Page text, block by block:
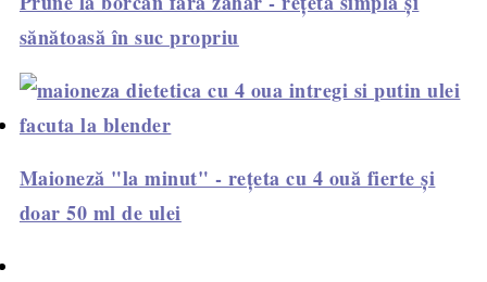
sănătoasă în suc propriu
Maioneză "la minut" - rețeta cu 4 ouă fierte și
doar 50 ml de ulei